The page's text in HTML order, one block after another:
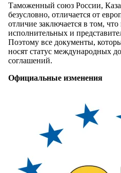
Таможенный союз России,
безусловно, отличается от
отличие заключается в том,
исполнительных и
Поэтому все документы,
носят статус международных
соглашений.
Официальные изменения